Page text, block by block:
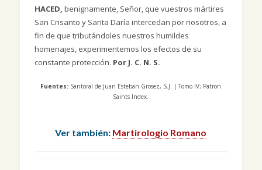
HACED, benignamente, Señor, que vuestros mártires
San Crisanto y Santa Daría intercedan por nosotros, a
fin de que tributándoles nuestros humildes
homenajes, experimentemos los efectos de su
constante protección. Por J. C. N. S.
Fuentes: Santoral de Juan Esteban Grosez, S.J. | Tomo IV; Patron
Saints Index.
Ver también: Martirologio Romano